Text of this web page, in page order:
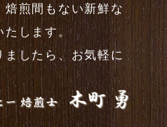
焙煎間もない新鮮な
たします。
ましたら、お気軽に